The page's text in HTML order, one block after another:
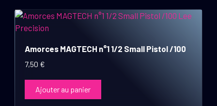
Amorces MAGTECH n°1 1/2 Small Pistol /100
7,50 €
Ajouter au panier